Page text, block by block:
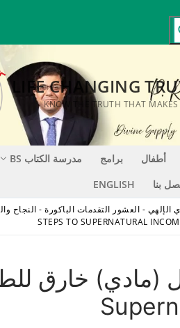
أطفال برامج مدرسة الكتاب BS
بنا ENGLISH